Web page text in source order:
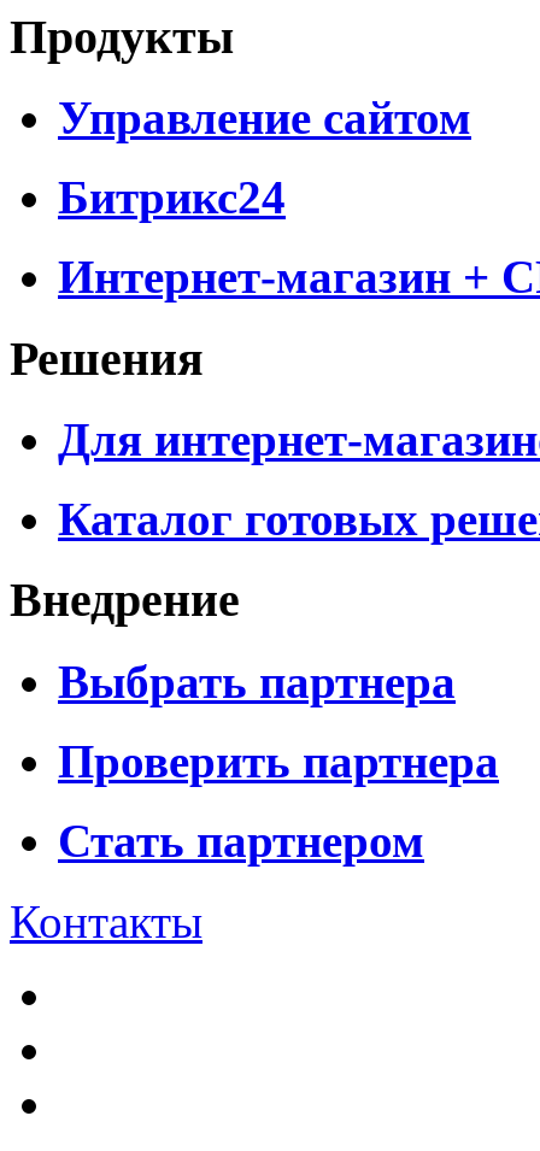
Продукты
Управление сайтом
Битрикс24
Интернет-магазин +
Решения
Для интернет-
Каталог готовых
Внедрение
Выбрать партнера
Проверить партнера
Стать партнером
Контакты